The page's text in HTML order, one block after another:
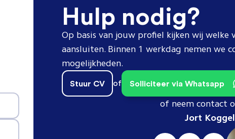
Hulp nodig?
Op basis van jouw profiel kijken wij welke
aansluiten. Binnen 1 werkdag nemen we
mogelijkheden.
Stuur CV of Solliciteer via Whatsapp
of neem contact
Jort Koggel